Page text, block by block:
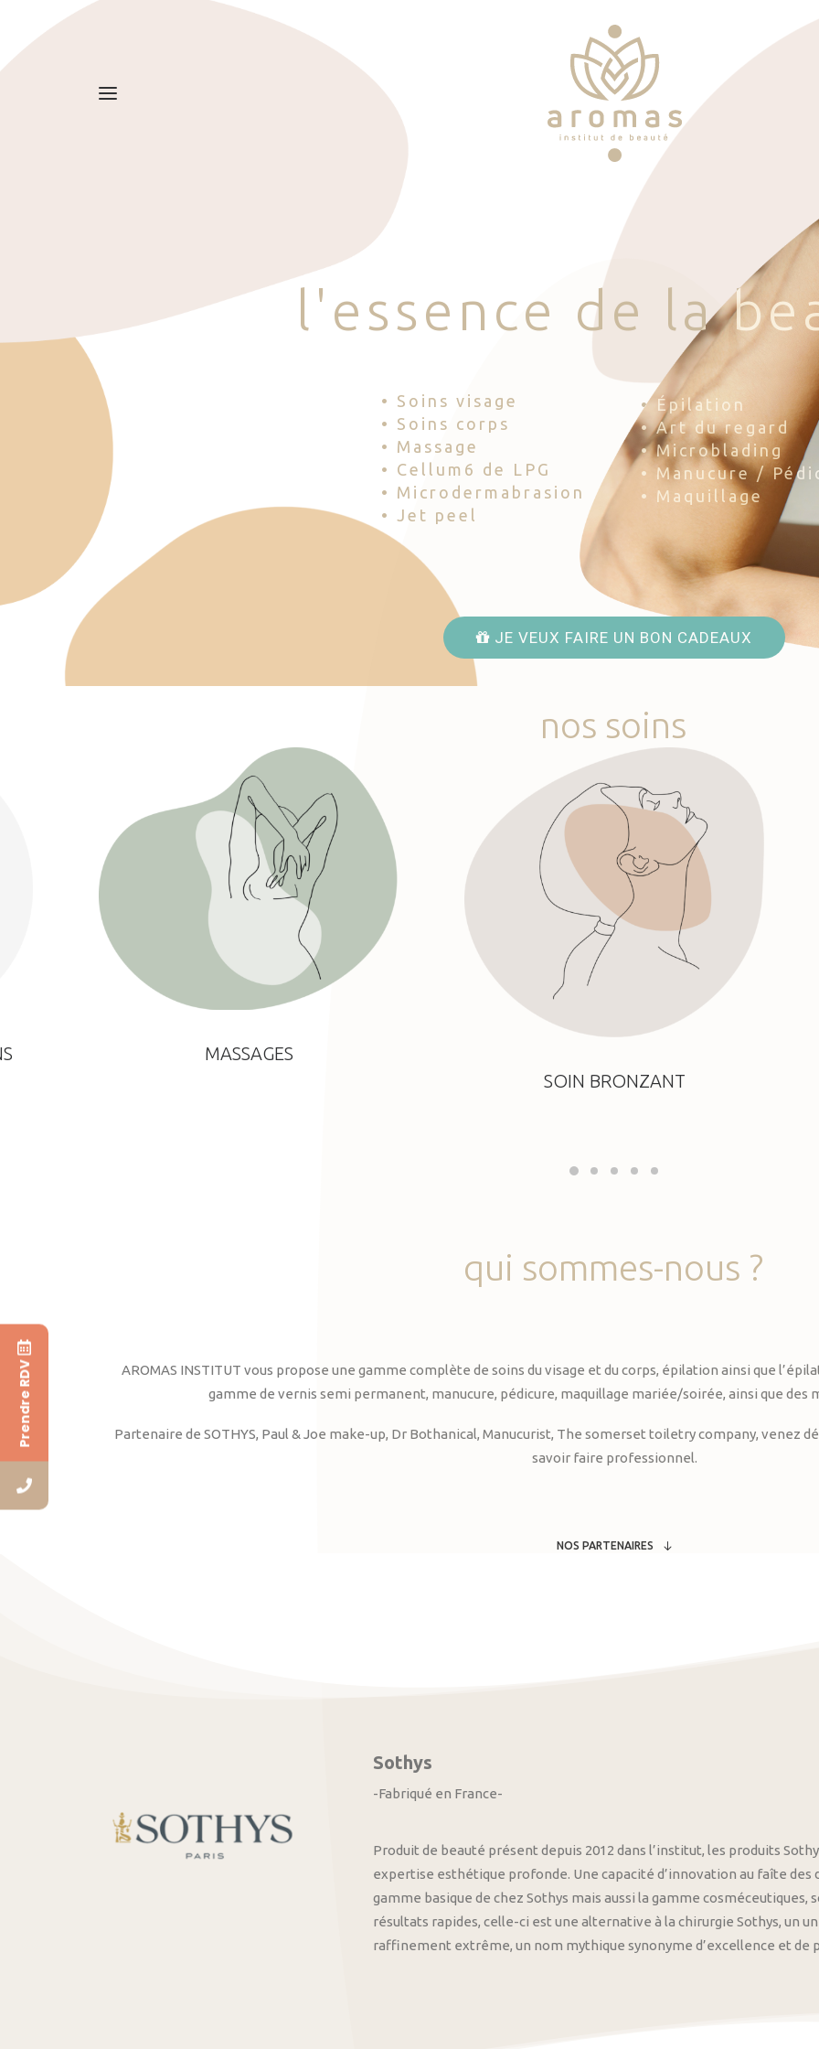
l 'esse nce d e la be
• Soins visage
• Soins corps
• Massage
• Cellum6 de LPG
• Microdermabrasion
• Jet peel
• Épilation
• Art du regard
• Microblading
• Manucure /
• Maquillage
JE VEUX FAIRE UN BON CADEAUX
nos soins
MASSAGES
SOIN BRONZANT
qui sommes-nous ?
AROMAS INSTITUT vous propose une gamme complète de soins du visage et du corps, épilation ainsi que
gamme de vernis semi permanent, manucure, pédicure, maquillage mariée/soirée, ainsi que des
Partenaire de SOTHYS, Paul & Joe make-up, Dr Bothanical, Manucurist, The somerset toiletry company, venez
savoir faire professionnel.
NOS PARTENAIRES
Sothys
-Fabriqué en France-
Produit de beauté présent depuis 2012 dans l’institut, les produits
expertise esthétique profonde. Une capacité d’innovation au faîte
gamme basique de chez Sothys mais aussi la gamme
résultats rapides, celle-ci est une alternative à la chirurgie Sothys, un
raffinement extrême, un nom mythique synonyme d’excellence et de
Prendre RDV